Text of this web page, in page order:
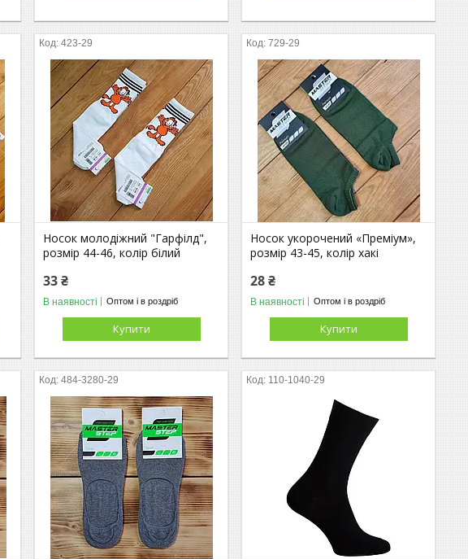
423-29
Носок молодіжний "Гарфілд",
розмір 44-46, колір білий
33 ₴
В наявності Оптом і в роздріб
Купити
729-29
Носок укорочений «Преміум»,
розмір 43-45, колір хакі
28 ₴
В наявності Оптом і в роздріб
Купити
484-3280-29 110-1040-29